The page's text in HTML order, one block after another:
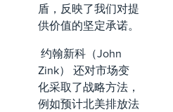
盾，反映了我们对提
供价值的坚定承诺。
约翰新科（John
Zink） 还对市场变
化采取了战略方法，
例如预计北美排放法